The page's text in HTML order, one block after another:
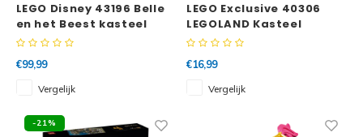
LEGO Disney 43196 Belle
en het Beest kasteel
€99,99
Vergelijk
LEGO Exclusive 40306
LEGOLAND Kasteel
€16,99
Vergelijk
-21%